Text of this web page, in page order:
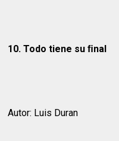
10. Todo tiene su ﬁnal
Autor: Luis Duran